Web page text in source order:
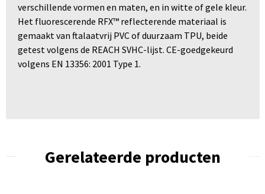
verschillende vormen en maten, en in witte of gele kleur.
Het fluorescerende RFX™ reflecterende materiaal is
gemaakt van ftalaatvrij PVC of duurzaam TPU, beide
getest volgens de REACH SVHC-lijst. CE-goedgekeurd
volgens EN 13356: 2001 Type 1.
Gerelateerde producten